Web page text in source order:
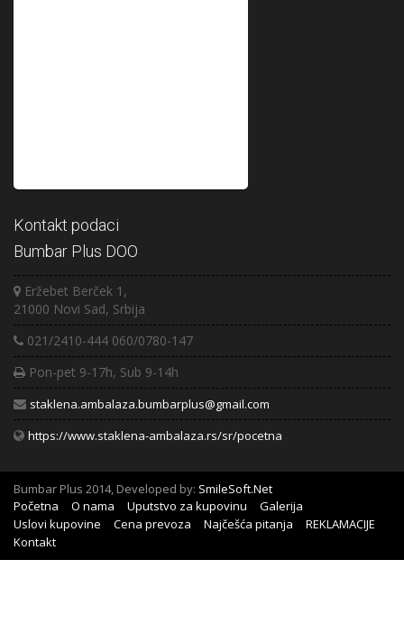
Kontakt podaci
Bumbar Plus DOO
Eržebet Berček 1,
21000 Novi Sad, Srbija
021/2410-444 060/0780-147
Pon-pet 9-17h, Sub 9-14h
staklena.ambalaza.bumbarplus@gmail.com
https://www.staklena-ambalaza.rs/sr/pocetna
Bumbar Plus 2014, Developed by: SmileSoft.Net
Početna
O nama Uputstvo za kupovinu
Galerija
Uslovi kupovine
Cena prevoza Najčešća pitanja
REKLAMACIJE
Kontakt